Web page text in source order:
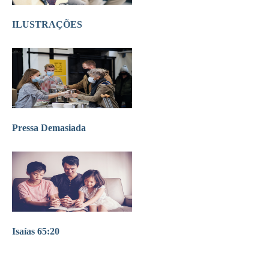
ILUSTRAÇÕES
Pressa Demasiada
Isaías 65:20